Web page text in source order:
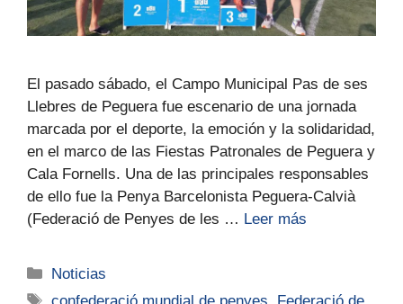
El pasado sábado, el Campo Municipal Pas de ses
Llebres de Peguera fue escenario de una jornada
marcada por el deporte, la emoción y la solidaridad,
en el marco de las Fiestas Patronales de Peguera y
Cala Fornells. Una de las principales responsables
de ello fue la Penya Barcelonista Peguera-Calvià
(Federació de Penyes de les … Leer más
Noticias
confederació mundial de penyes, Federació de